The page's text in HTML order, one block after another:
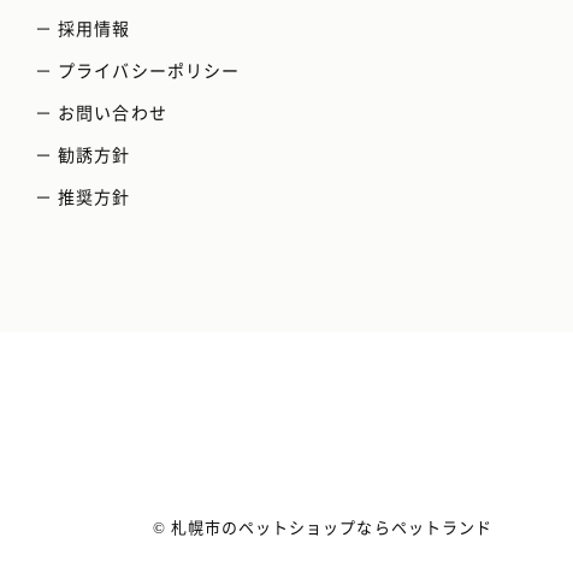
－ 採用情報
－ プライバシーポリシー
－ お問い合わせ
－ 勧誘方針
－ 推奨方針
© 札幌市のペットショップならペットランド